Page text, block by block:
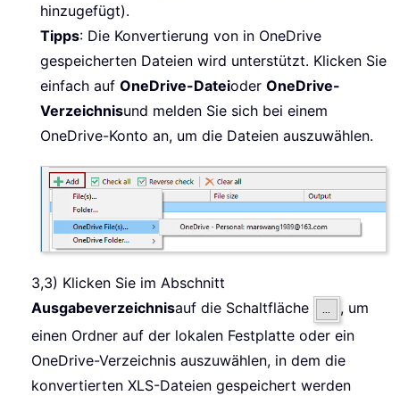
hinzugefügt).
Tipps: Die Konvertierung von in OneDrive
gespeicherten Dateien wird unterstützt. Klicken Sie
einfach auf OneDrive-Dateioder OneDrive-
Verzeichnisund melden Sie sich bei einem
OneDrive-Konto an, um die Dateien auszuwählen.
3,3) Klicken Sie im Abschnitt
Ausgabeverzeichnisauf die Schaltfläche
, um
einen Ordner auf der lokalen Festplatte oder ein
OneDrive-Verzeichnis auszuwählen, in dem die
konvertierten XLS-Dateien gespeichert werden